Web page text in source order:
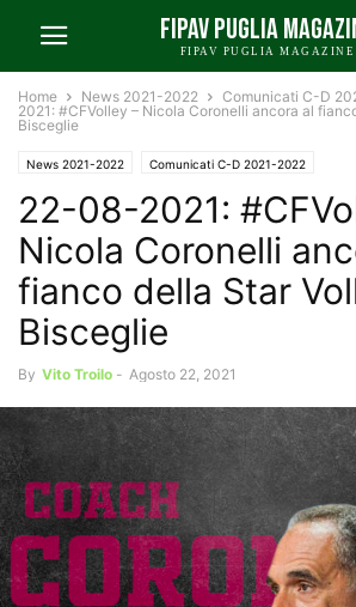
FIPAV PUGLIA
FIPAV PUGLIA MAGAZINE
Home News 2021-2022 Comunicati C-D
2021: #CFVolley – Nicola Coronelli ancora al
Bisceglie
News 2021-2022 Comunicati C-D 2021-2022
22-08-2021:
Nicola Coronelli
fianco della Star
Bisceglie
By Vito Troilo - Agosto 22, 2021